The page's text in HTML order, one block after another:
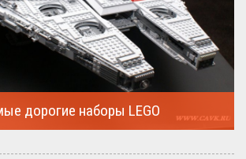
дорогие наборы LEGO
дорогие...